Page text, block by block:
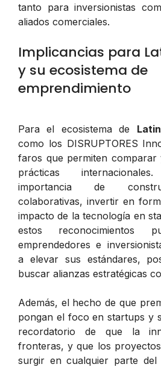
tanto para inversionistas
aliados comerciales.
Implicancias para
y su ecosistema de
emprendimiento
Para el ecosistema de
como los DISRUPTORES
faros que permiten
prácticas
importancia de
colaborativas, invertir en
impacto de la tecnología en
estos reconocimientos
emprendedores e
a elevar sus estándares,
buscar alianzas estratégicas
Además, el hecho de que
pongan el foco en startups y
recordatorio de que la
fronteras, y que los
surgir en cualquier parte del